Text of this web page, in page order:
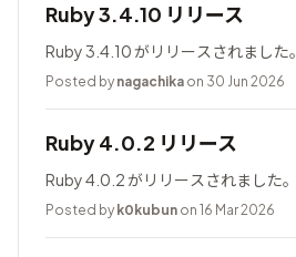
Ruby 3.4.10 リリース
Ruby 3.4.10 がリリースされました。
Posted by nagachika on 30 Jun 2026
Ruby 4.0.2 リリース
Ruby 4.0.2 がリリースされました。
Posted by k0kubun on 16 Mar 2026